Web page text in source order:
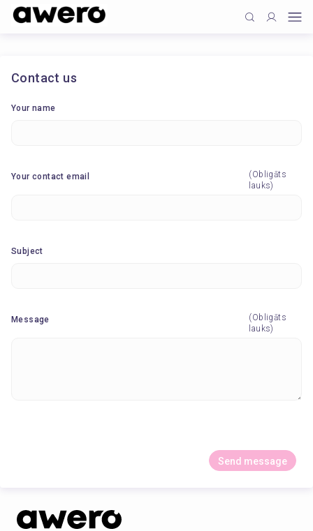
Contact us
Your name
Your contact email
(Obligāts
lauks)
Subject
Message
(Obligāts
lauks)
Send message